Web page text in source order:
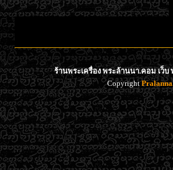
ร้านพระเครื่อง พระล้านนา.คอม เว็
Copyright